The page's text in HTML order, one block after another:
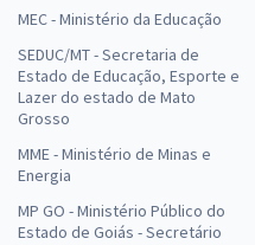
MEC - Ministério da Educação
SEDUC/MT - Secretaria de
Estado de Educação, Esporte e
Lazer do estado de Mato
Grosso
MME - Ministério de Minas e
Energia
MP GO - Ministério Público do
Estado de Goiás - Secretário